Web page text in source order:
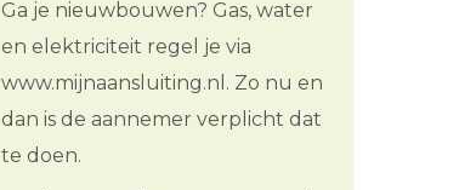
Ga je nieuwbouwen? Gas, water
en elektriciteit regel je via
www.mijnaansluiting.nl. Zo nu en
dan is de aannemer verplicht dat
te doen.